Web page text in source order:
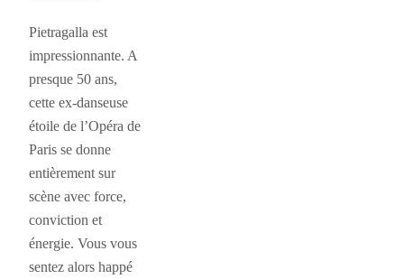
Pietragalla est
impressionnante. A
presque 50 ans,
cette ex-danseuse
étoile de l’Opéra de
Paris se donne
entièrement sur
scène avec force,
conviction et
énergie. Vous vous
sentez alors happé